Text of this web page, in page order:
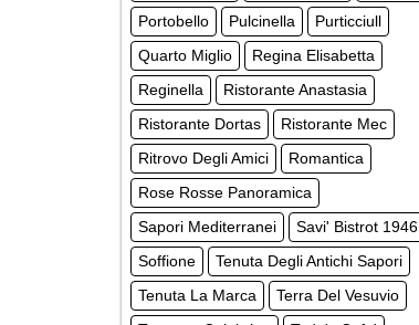
Portobello
Pulcinella
Purticciull
Quarto Miglio
Regina Elisabetta
Reginella
Ristorante Anastasia
Ristorante Dortas
Ristorante Mec
Ritrovo Degli Amici
Romantica
Rose Rosse Panoramica
Sapori Mediterranei
Savi' Bistrot 1946
Soffione
Tenuta Degli Antichi Sapori
Tenuta La Marca
Terra Del Vesuvio